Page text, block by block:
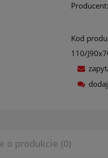
Producent:
Kod
110/
o produkcie (0)